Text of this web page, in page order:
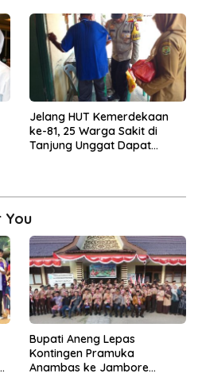
Jelang HUT Kemerdekaan
ke-81, 25 Warga Sakit di
Tanjung Unggat Dapat
You
Bupati Aneng Lepas
Kontingen Pramuka
Anambas ke Jambore